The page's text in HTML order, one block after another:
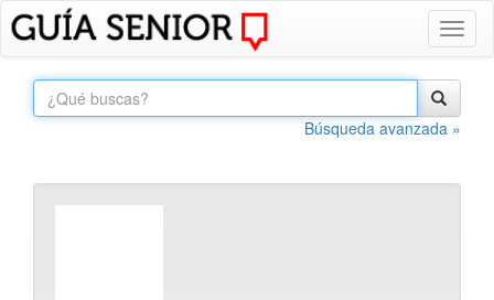
Búsqueda avanzada »